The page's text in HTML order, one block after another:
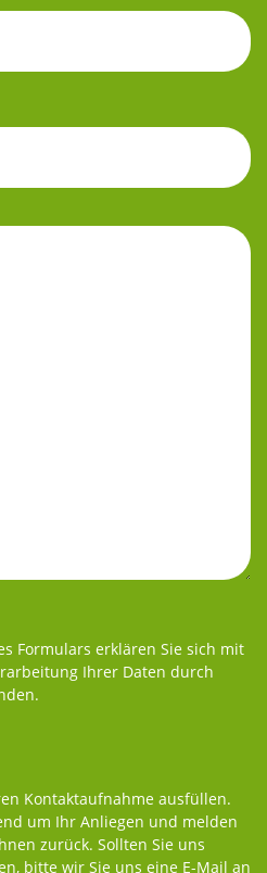
Formulars erklären Sie sich mit
Ihrer Daten durch
Kontaktaufnahme ausfüllen.
um Ihr Anliegen und melden
zurück. Sollten Sie uns
bitte wir Sie uns eine E-Mail an